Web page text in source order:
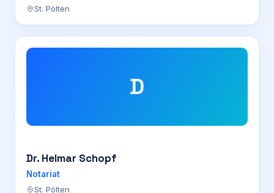
St. Pölten
D
Dr. Helmar Schopf
Notariat
St. Pölten